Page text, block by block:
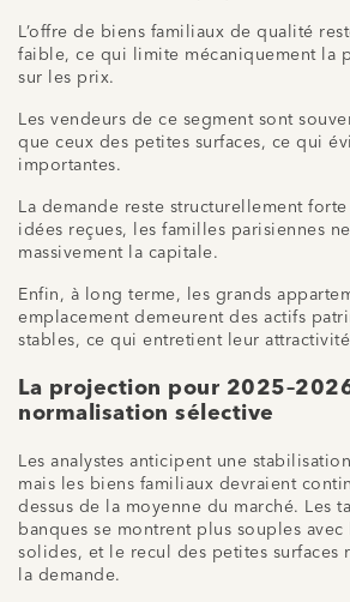
L’offre de biens familiaux de qualité
faible, ce qui limite mécaniquement la
sur les prix.
Les vendeurs de ce segment sont
que ceux des petites surfaces, ce qui
importantes.
La demande reste structurellement
idées reçues, les familles parisiennes
massivement la capitale.
Enfin, à long terme, les grands
emplacement demeurent des actifs
stables, ce qui entretient leur
La projection pour
normalisation sélective
Les analystes anticipent une
mais les biens familiaux devraient
dessus de la moyenne du marché. Les
banques se montrent plus souples
solides, et le recul des petites surfaces
la demande.